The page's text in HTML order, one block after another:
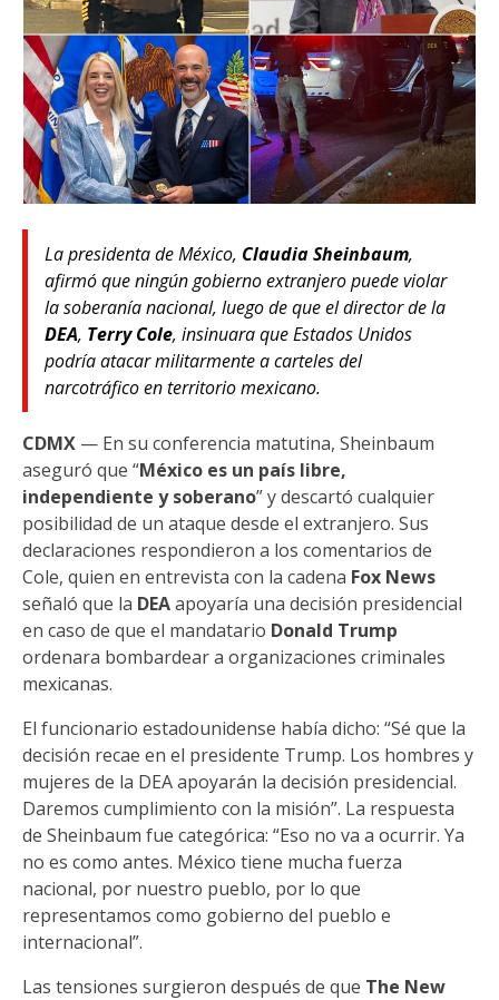
La presidenta de México, Claudia Sheinbaum,
afirmó que ningún gobierno extranjero puede violar
la soberanía nacional, luego de que el director de la
DEA, Terry Cole, insinuara que Estados Unidos
podría atacar militarmente a carteles del
narcotráfico en territorio mexicano.
CDMX — En su conferencia matutina, Sheinbaum
aseguró que “México es un país libre,
independiente y soberano” y descartó cualquier
posibilidad de un ataque desde el extranjero. Sus
declaraciones respondieron a los comentarios de
Cole, quien en entrevista con la cadena Fox News
señaló que la DEAapoyaría una decisión presidencial
en caso de que el mandatario Donald Trump
ordenara bombardear a organizaciones criminales
mexicanas.
El funcionario estadounidense había dicho: “Sé que la
decisión recae en el presidente Trump. Los hombres y
mujeres de la DEA apoyarán la decisión presidencial.
Daremos cumplimiento con la misión”. La respuesta
de Sheinbaum fue categórica: “Eso no va a ocurrir. Ya
no es como antes. México tiene mucha fuerza
nacional, por nuestro pueblo, por lo que
representamos como gobierno del pueblo e
internacional”.
Las tensiones surgieron después de que The New